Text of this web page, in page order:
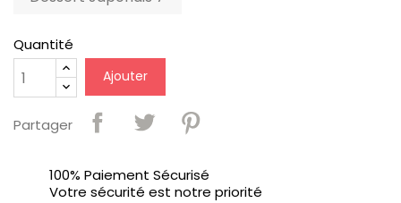
Quantité
Ajouter
Partager
100% Paiement Sécurisé
Votre sécurité est notre priorité